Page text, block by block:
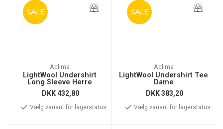
SALE
Aclima
LightWool Undershirt
Long Sleeve Herre
DKK432,80
Vælg variant for lagerstatus
SALE
Aclima
LightWool Undershirt Tee
Dame
DKK383,20
Vælg variant for lagerstatus